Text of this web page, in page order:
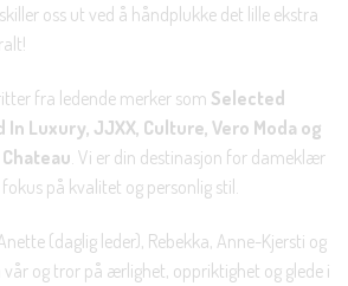
oss ut ved å håndplukke det lille ekstra
fra ledende merker som Selected
In Luxury, JJXX, Culture, Vero Moda og
. Vi er din destinasjon for dameklær
på kvalitet og personlig stil.
(daglig leder), Rebekka, Anne-Kjersti og
vår og tror på ærlighet, oppriktighet og glede i